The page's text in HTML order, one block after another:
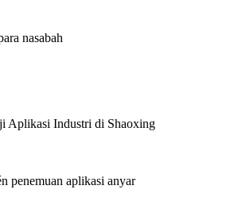
nasabah
Aplikasi Industri di Shaoxing
penemuan aplikasi anyar